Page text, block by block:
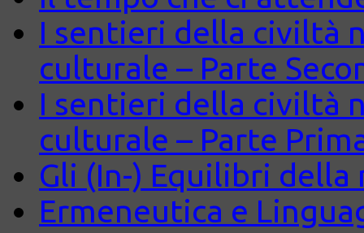
I sentieri della civiltà
culturale – Parte
I sentieri della civiltà
culturale – Parte
Gli (In-) Equilibri della
Ermeneutica e